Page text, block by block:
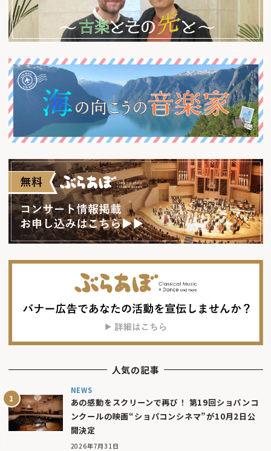
人気の記事
NEWS
あの感動をスクリーンで再び！ 第19回ショパンコ
ンクールの映画“ショパコンシネマ”が10月2日公
開決定
2026年7月31日